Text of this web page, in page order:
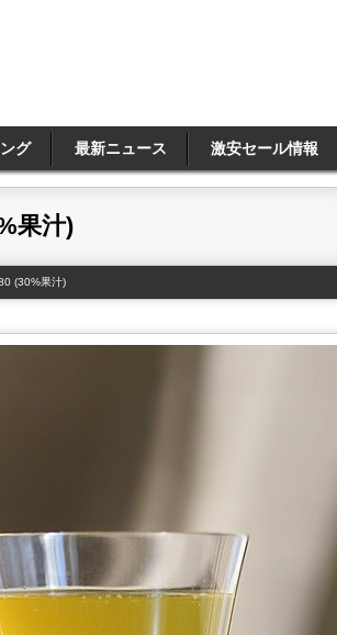
グ 最新ニュース 激安セール情報
果汁)
(30%果汁)